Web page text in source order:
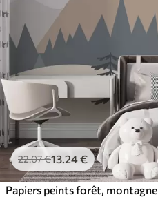
22.07€13.24€
Papiers peints forêt, montagne